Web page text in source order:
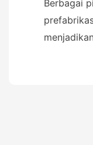
Berbagai